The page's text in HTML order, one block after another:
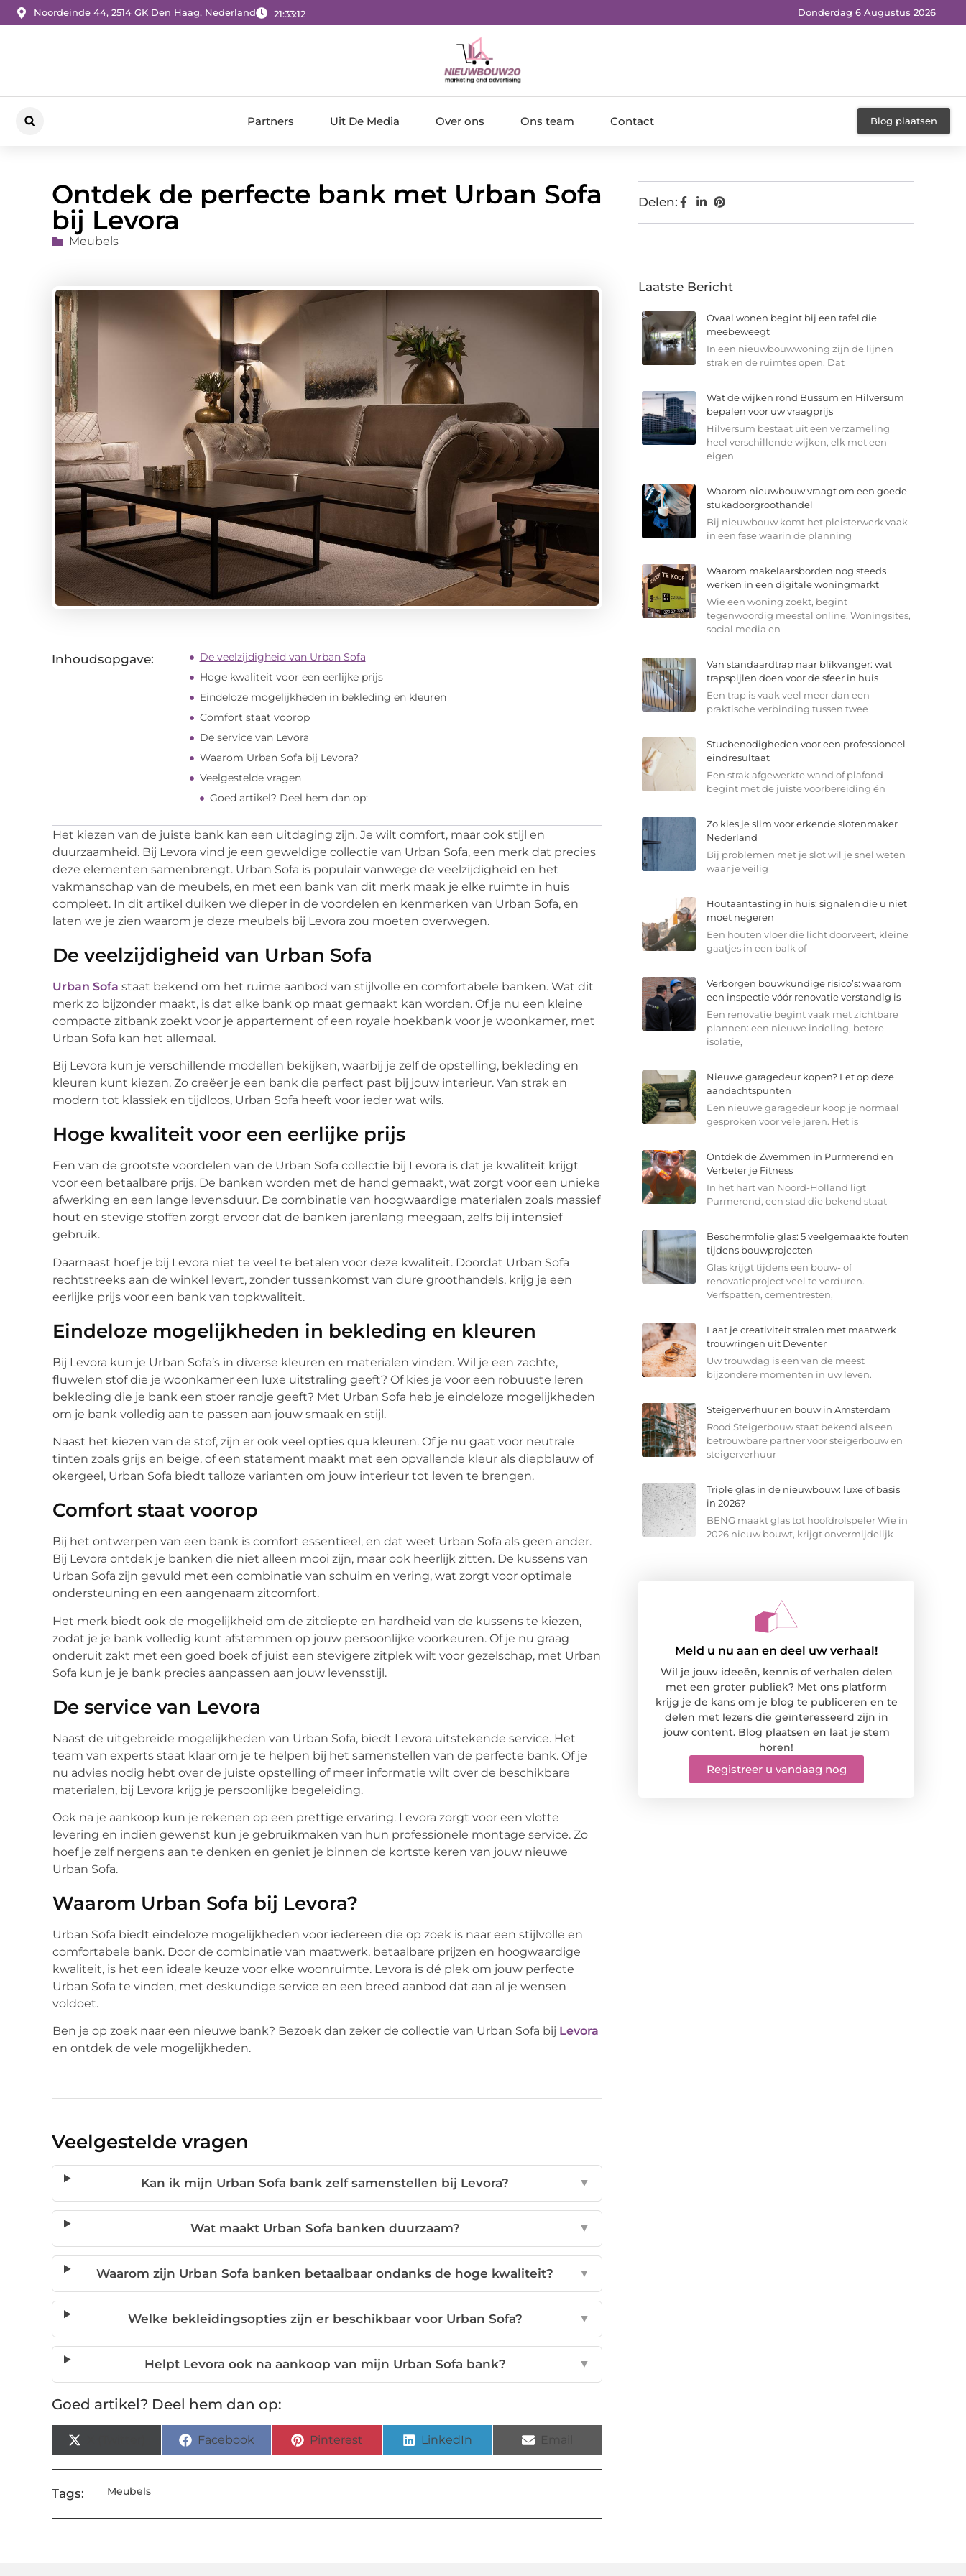
Noordeinde 44, 2514 GK Den Haag, Nederland 21:33:13 Donderdag 6 Augustus 2026
Partners Uit De Media Over ons Ons team Contact Blog plaatsen
Ontdek de perfecte bank met Urban Sofa
bij Levora
Meubels
Inhoudsopgave:
De veelzijdigheid van Urban Sofa
Hoge kwaliteit voor een eerlijke prijs
Eindeloze mogelijkheden in bekleding en kleuren
Comfort staat voorop
De service van Levora
Waarom Urban Sofa bij Levora?
Veelgestelde vragen
Goed artikel? Deel hem dan op:
Het kiezen van de juiste bank kan een uitdaging zijn. Je wilt comfort, maar ook stijl en
duurzaamheid. Bij Levora vind je een geweldige collectie van Urban Sofa, een merk dat precies
deze elementen samenbrengt. Urban Sofa is populair vanwege de veelzijdigheid en het
vakmanschap van de meubels, en met een bank van dit merk maak je elke ruimte in huis
compleet. In dit artikel duiken we dieper in de voordelen en kenmerken van Urban Sofa, en
laten we je zien waarom je deze meubels bij Levora zou moeten overwegen.
De veelzijdigheid van Urban Sofa
Urban Sofa staat bekend om het ruime aanbod van stijlvolle en comfortabele banken. Wat dit
merk zo bijzonder maakt, is dat elke bank op maat gemaakt kan worden. Of je nu een kleine
compacte zitbank zoekt voor je appartement of een royale hoekbank voor je woonkamer, met
Urban Sofa kan het allemaal.
Bij Levora kun je verschillende modellen bekijken, waarbij je zelf de opstelling, bekleding en
kleuren kunt kiezen. Zo creëer je een bank die perfect past bij jouw interieur. Van strak en
modern tot klassiek en tijdloos, Urban Sofa heeft voor ieder wat wils.
Hoge kwaliteit voor een eerlijke prijs
Een van de grootste voordelen van de Urban Sofa collectie bij Levora is dat je kwaliteit krijgt
voor een betaalbare prijs. De banken worden met de hand gemaakt, wat zorgt voor een unieke
afwerking en een lange levensduur. De combinatie van hoogwaardige materialen zoals massief
hout en stevige stoffen zorgt ervoor dat de banken jarenlang meegaan, zelfs bij intensief
gebruik.
Daarnaast hoef je bij Levora niet te veel te betalen voor deze kwaliteit. Doordat Urban Sofa
rechtstreeks aan de winkel levert, zonder tussenkomst van dure groothandels, krijg je een
eerlijke prijs voor een bank van topkwaliteit.
Eindeloze mogelijkheden in bekleding en kleuren
Bij Levora kun je Urban Sofa’s in diverse kleuren en materialen vinden. Wil je een zachte,
fluwelen stof die je woonkamer een luxe uitstraling geeft? Of kies je voor een robuuste leren
bekleding die je bank een stoer randje geeft? Met Urban Sofa heb je eindeloze mogelijkheden
om je bank volledig aan te passen aan jouw smaak en stijl.
Naast het kiezen van de stof, zijn er ook veel opties qua kleuren. Of je nu gaat voor neutrale
tinten zoals grijs en beige, of een statement maakt met een opvallende kleur als diepblauw of
okergeel, Urban Sofa biedt talloze varianten om jouw interieur tot leven te brengen.
Comfort staat voorop
Bij het ontwerpen van een bank is comfort essentieel, en dat weet Urban Sofa als geen ander.
Bij Levora ontdek je banken die niet alleen mooi zijn, maar ook heerlijk zitten. De kussens van
Urban Sofa zijn gevuld met een combinatie van schuim en vering, wat zorgt voor optimale
ondersteuning en een aangenaam zitcomfort.
Het merk biedt ook de mogelijkheid om de zitdiepte en hardheid van de kussens te kiezen,
zodat je je bank volledig kunt afstemmen op jouw persoonlijke voorkeuren. Of je nu graag
onderuit zakt met een goed boek of juist een stevigere zitplek wilt voor gezelschap, met Urban
Sofa kun je je bank precies aanpassen aan jouw levensstijl.
De service van Levora
Naast de uitgebreide mogelijkheden van Urban Sofa, biedt Levora uitstekende service. Het
team van experts staat klaar om je te helpen bij het samenstellen van de perfecte bank. Of je
nu advies nodig hebt over de juiste opstelling of meer informatie wilt over de beschikbare
materialen, bij Levora krijg je persoonlijke begeleiding.
Ook na je aankoop kun je rekenen op een prettige ervaring. Levora zorgt voor een vlotte
levering en indien gewenst kun je gebruikmaken van hun professionele montage service. Zo
hoef je zelf nergens aan te denken en geniet je binnen de kortste keren van jouw nieuwe
Urban Sofa.
Waarom Urban Sofa bij Levora?
Urban Sofa biedt eindeloze mogelijkheden voor iedereen die op zoek is naar een stijlvolle en
comfortabele bank. Door de combinatie van maatwerk, betaalbare prijzen en hoogwaardige
kwaliteit, is het een ideale keuze voor elke woonruimte. Levora is dé plek om jouw perfecte
Urban Sofa te vinden, met deskundige service en een breed aanbod dat aan al je wensen
voldoet.
Ben je op zoek naar een nieuwe bank? Bezoek dan zeker de collectie van Urban Sofa bij Levora
en ontdek de vele mogelijkheden.
Veelgestelde vragen
Kan ik mijn Urban Sofa bank zelf samenstellen bij Levora? ▼
Wat maakt Urban Sofa banken duurzaam? ▼
Waarom zijn Urban Sofa banken betaalbaar ondanks de hoge kwaliteit? ▼
Welke bekleidingsopties zijn er beschikbaar voor Urban Sofa? ▼
Helpt Levora ook na aankoop van mijn Urban Sofa bank? ▼
Goed artikel? Deel hem dan op:
Facebook Pinterest LinkedIn
Tags: Meubels
Delen:
Laatste Bericht
Ovaal wonen begint bij een tafel die
meebeweegt
In een nieuwbouwwoning zijn de lijnen
strak en de ruimtes open. Dat
Wat de wijken rond Bussum en Hilversum
bepalen voor uw vraagprijs
Hilversum bestaat uit een verzameling
heel verschillende wijken, elk met een
eigen
Waarom nieuwbouw vraagt om een goede
stukadoorgroothandel
Bij nieuwbouw komt het pleisterwerk vaak
in een fase waarin de planning
Waarom makelaarsborden nog steeds
werken in een digitale woningmarkt
Wie een woning zoekt, begint
tegenwoordig meestal online. Woningsites,
social media en
Van standaardtrap naar blikvanger: wat
trapspijlen doen voor de sfeer in huis
Een trap is vaak veel meer dan een
praktische verbinding tussen twee
Stucbenodigheden voor een professioneel
eindresultaat
Een strak afgewerkte wand of plafond
begint met de juiste voorbereiding én
Zo kies je slim voor erkende slotenmaker
Nederland
Bij problemen met je slot wil je snel weten
waar je veilig
Houtaantasting in huis: signalen die u niet
moet negeren
Een houten vloer die licht doorveert, kleine
gaatjes in een balk of
Verborgen bouwkundige risico’s: waarom
een inspectie vóór renovatie verstandig is
Een renovatie begint vaak met zichtbare
plannen: een nieuwe indeling, betere
isolatie,
Nieuwe garagedeur kopen? Let op deze
aandachtspunten
Een nieuwe garagedeur koop je normaal
gesproken voor vele jaren. Het is
Ontdek de Zwemmen in Purmerend en
Verbeter je Fitness
In het hart van Noord-Holland ligt
Purmerend, een stad die bekend staat
Beschermfolie glas: 5 veelgemaakte fouten
tijdens bouwprojecten
Glas krijgt tijdens een bouw- of
renovatieproject veel te verduren.
Verfspatten, cementresten,
Laat je creativiteit stralen met maatwerk
trouwringen uit Deventer
Uw trouwdag is een van de meest
bijzondere momenten in uw leven.
Steigerverhuur en bouw in Amsterdam
Rood Steigerbouw staat bekend als een
betrouwbare partner voor steigerbouw en
steigerverhuur
Triple glas in de nieuwbouw: luxe of basis
in 2026?
BENG maakt glas tot hoofdrolspeler Wie in
2026 nieuw bouwt, krijgt onvermijdelijk
Meld u nu aan en deel uw verhaal!
Wil je jouw ideeën, kennis of verhalen delen
met een groter publiek? Met ons platform
krijg je de kans om je blog te publiceren en te
delen met lezers die geïnteresseerd zijn in
jouw content. Blog plaatsen en laat je stem
horen!
Registreer u vandaag nog